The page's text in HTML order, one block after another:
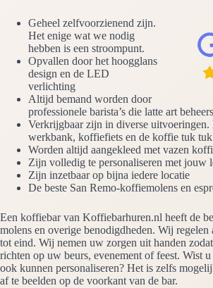
Geheel zelfvoorzienend zijn.
Het enige wat we nodig
hebben is een stroompunt.
Opvallen door het hoogglans
design en de LED
verlichting
Altijd bemand worden door
professionele barista’s die latte art
Verkrijgbaar zijn in diverse
werkbank, koffiefiets en de koffie tuk tuk
Worden altijd aangekleed met vazen
Zijn volledig te personaliseren met jouw
Zijn inzetbaar op bijna iedere locatie
De beste San Remo-koffiemolens en
Een koffiebar van Koffiebarhuren.nl heeft de
molens en overige benodigdheden. Wij
tot eind. Wij nemen uw zorgen uit handen
richten op uw beurs, evenement of feest. Wist
ook kunnen personaliseren? Het is zelfs
af te beelden op de voorkant van de bar.